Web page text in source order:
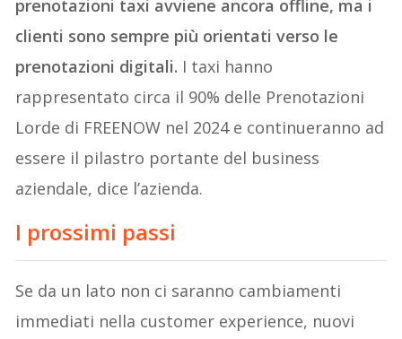
prenotazioni taxi avviene ancora offline, ma i
clienti sono sempre più orientati verso le
prenotazioni digitali. I taxi hanno
rappresentato circa il 90% delle Prenotazioni
Lorde di FREENOW nel 2024 e continueranno ad
essere il pilastro portante del business
aziendale, dice l’azienda.
I prossimi passi
Se da un lato non ci saranno cambiamenti
immediati nella customer experience, nuovi